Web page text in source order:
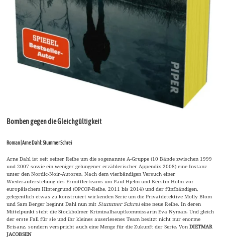
Bomben gegen die Gleichgültigkeit
Roman | Arne Dahl: Stummer Schrei
Arne Dahl ist seit seiner Reihe um die sogenannte A-Gruppe (10 Bände zwischen 1999
und 2007 sowie ein weniger gelungener erzählerischer Appendix 2008) eine Instanz
unter den Nordic-Noir-Autoren. Nach dem vierbändigen Versuch einer
Wiederauferstehung des Ermittlerteams um Paul Hjelm und Kerstin Holm vor
europäischem Hintergrund (OPCOP-Reihe, 2011 bis 2014) und der fünfbändigen,
gelegentlich etwas zu konstruiert wirkenden Serie um die Privatdetektive Molly Blom
und Sam Berger beginnt Dahl nun mit Stummer Schreieine neue Reihe. In deren
Mittelpunkt steht die Stockholmer Kriminalhauptkommissarin Eva Nyman. Und gleich
der erste Fall für sie und ihr kleines auserlesenes Team besitzt nicht nur enorme
Brisanz, sondern verspricht auch eine Menge für die Zukunft der Serie. VonDIETMAR
JACOBSEN